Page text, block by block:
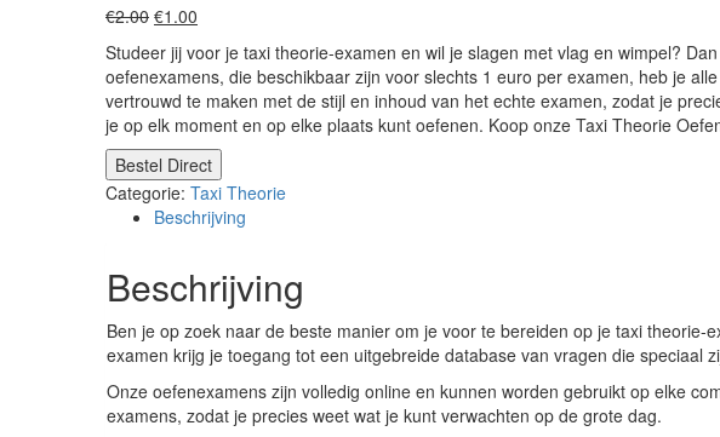
€2.00 Oorspronkelijke
was:
€2.00.
€1.00
is:
€1.00.
Studeer jij voor je taxi theorie-examen en wil je slagen met vlag en wimpel?
oefenexamens, die beschikbaar zijn voor slechts 1 euro per examen, heb je
vertrouwd te maken met de stijl en inhoud van het echte examen, zodat je
je op elk moment en op elke plaats kunt oefenen. Koop onze Taxi Theorie
Bestel Direct
Categorie: Taxi Theorie
Beschrijving
Beschrijving
Ben je op zoek naar de beste manier om je voor te bereiden op je taxi
examen krijg je toegang tot een uitgebreide database van vragen die speciaal
Onze oefenexamens zijn volledig online en kunnen worden gebruikt op elke
examens, zodat je precies weet wat je kunt verwachten op de grote dag.